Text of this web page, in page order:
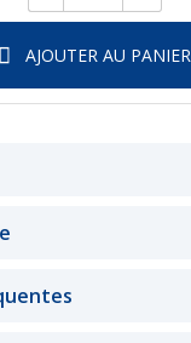
Qté.
AJOUTER AU PANIER